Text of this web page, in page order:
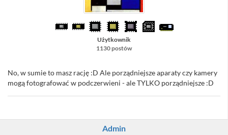
Użytkownik
1130 postów
No, w sumie to masz rację :D Ale porządniejsze aparaty czy kamery
mogą fotografować w podczerwieni - ale TYLKO porządniejsze :D
Admin